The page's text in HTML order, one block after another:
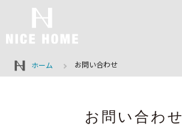
ホーム お問い合わせ
お問い合わせ